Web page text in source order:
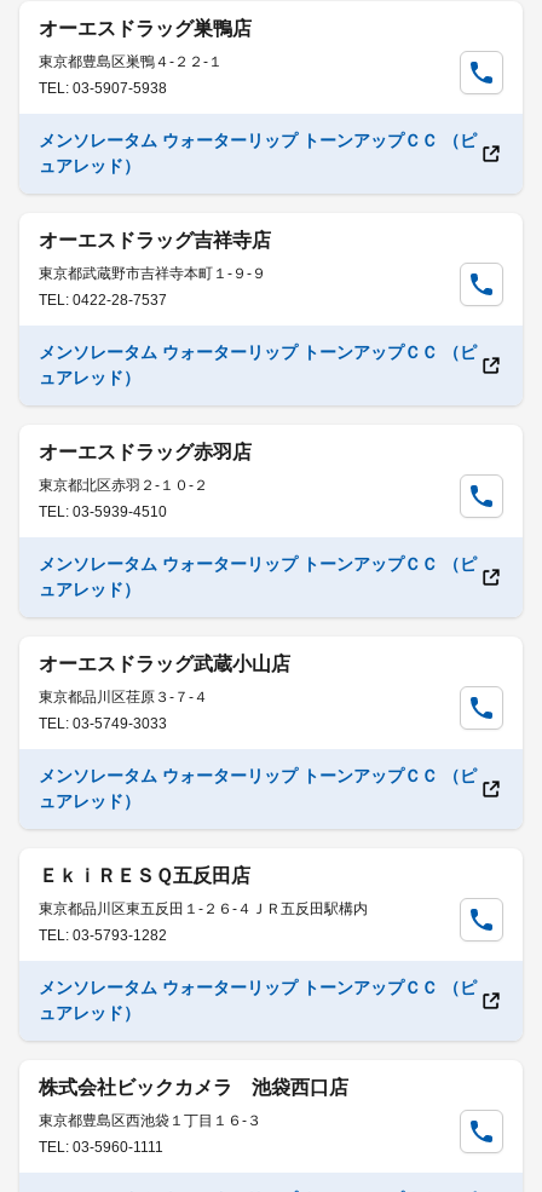
オーエスドラッグ巣鴨店
東京都豊島区巣鴨４-２２-１
TEL: 03-5907-5938
メンソレータム ウォーターリップ トーンアップＣＣ （ピ
ュアレッド）
オーエスドラッグ吉祥寺店
東京都武蔵野市吉祥寺本町１-９-９
TEL: 0422-28-7537
メンソレータム ウォーターリップ トーンアップＣＣ （ピ
ュアレッド）
オーエスドラッグ赤羽店
東京都北区赤羽２-１０-２
TEL: 03-5939-4510
メンソレータム ウォーターリップ トーンアップＣＣ （ピ
ュアレッド）
オーエスドラッグ武蔵小山店
東京都品川区荏原３-７-４
TEL: 03-5749-3033
メンソレータム ウォーターリップ トーンアップＣＣ （ピ
ュアレッド）
ＥｋｉＲＥＳＱ五反田店
東京都品川区東五反田１-２６-４ＪＲ五反田駅構内
TEL: 03-5793-1282
メンソレータム ウォーターリップ トーンアップＣＣ （ピ
ュアレッド）
株式会社ビックカメラ 池袋西口店
東京都豊島区西池袋１丁目１６-３
TEL: 03-5960-1111